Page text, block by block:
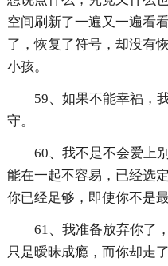
空间刷新了一遍又一遍看
了，恢复了符号，却没有
小孩。
59、如果不能幸福，
守。
60、我不是不会爱上
能在一起不容易，已经选
你已经足够，即使你不是
61、我准备放弃你了
只是暧昧成瘾，而你却走